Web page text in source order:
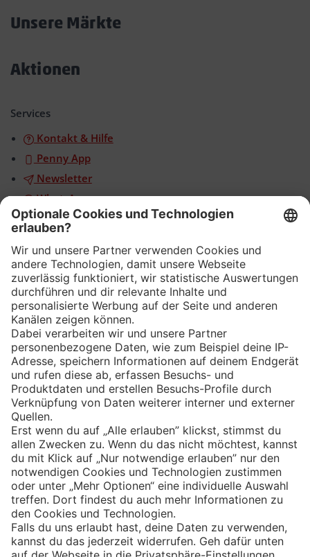
Unsere Märkte
Aktionen
Services
Kontakt & Hilfe
Penny App
Newsletter
WhatsApp
App
Eishockey
Impressum